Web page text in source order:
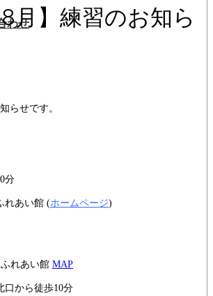
わせ
8月】練習のお知ら
らせです。
分
あい館 (ホームページ)
れあい館 MAP
ら徒歩10分